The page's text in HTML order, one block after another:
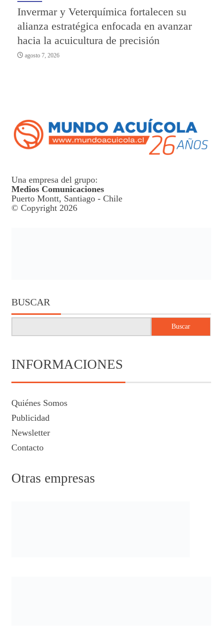
Invermar y Veterquímica fortalecen su
alianza estratégica enfocada en avanzar
hacia la acuicultura de precisión
agosto 7, 2026
Una empresa del grupo:
Medios Comunicaciones
Puerto Montt, Santiago - Chile
© Copyright 2026
BUSCAR
Buscar
INFORMACIONES
Quiénes Somos
Publicidad
Newsletter
Contacto
Otras empresas